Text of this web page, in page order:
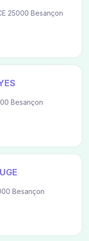
25000 Besançon
Besançon
Besançon